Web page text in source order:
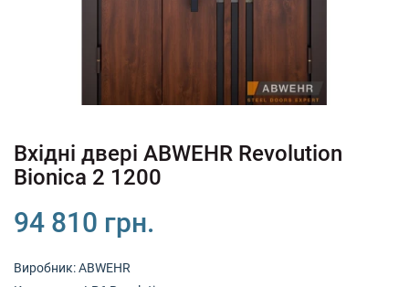
+380 (67) 380 73 18
Вхідні двері ABWEHR Revolution
Bionica 2 1200
94 810 грн.
Виробник:ABWEHR